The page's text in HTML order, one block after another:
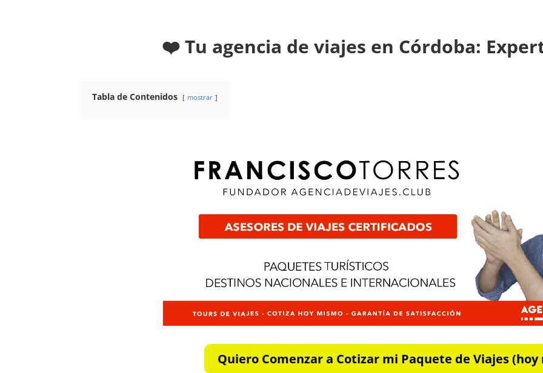
❤️ Tu agencia de viajes en Córdoba:
Tabla de Contenidos mostrar
Quiero Comenzar a Cotizar mi Paquete de Viajes (hoy